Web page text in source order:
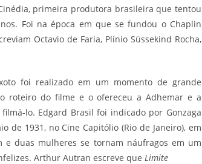
primeira produtora brasileira que tentou
Foi na época em que se fundou o Chaplin
Octavio de Faria, Plínio Süssekind Rocha,
foi realizado em um momento de grande
roteiro do filme e o ofereceu a Adhemar e a
lo. Edgard Brasil foi indicado por Gonzaga
de 1931, no Cine Capitólio (Rio de Janeiro), em
e duas mulheres se tornam náufragos em um
Arthur Autran escreve que Limite